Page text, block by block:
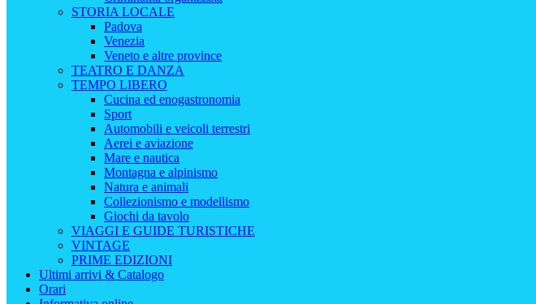
STORIA LOCALE
Padova
Venezia
Veneto e altre province
TEATRO E DANZA
TEMPO LIBERO
Cucina ed enogastronomia
Sport
Automobili e veicoli terrestri
Aerei e aviazione
Mare e nautica
Montagna e alpinismo
Natura e animali
Collezionismo e modellismo
Giochi da tavolo
VIAGGI E GUIDE TURISTICHE
VINTAGE
PRIME EDIZIONI
Ultimi arrivi & Catalogo
Orari